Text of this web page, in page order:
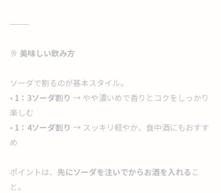
⸻
🥂 美味しい飲み方
ソーダで割るのが基本スタイル。
• 1：3ソーダ割り → やや濃いめで香りとコクをしっかり
楽しむ
• 1：4ソーダ割り → スッキリ軽やか、食中酒にもおすす
め
ポイントは、 先にソーダを注いでからお酒を入れる こ
と。